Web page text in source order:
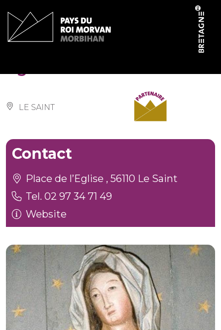
LE SAINT
Contact
Place de l’Eglise , 56110 Le Saint
Tel. 02 97 34 71 49
Website